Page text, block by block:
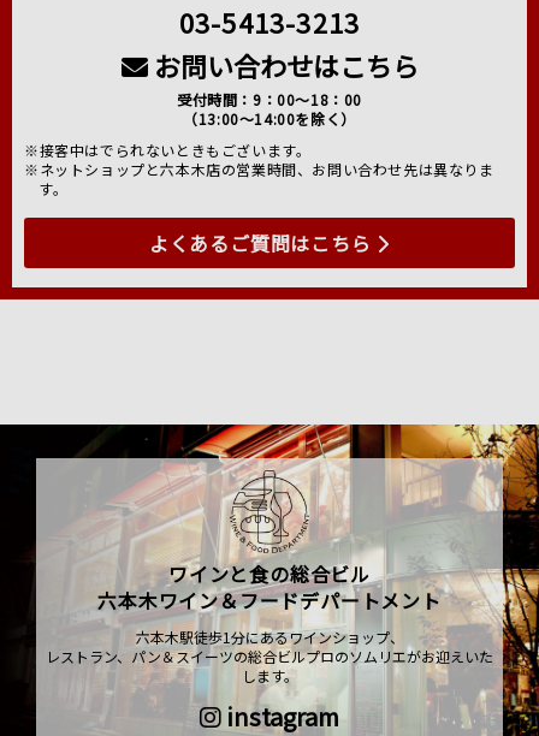
03-5413-3213
お問い合わせはこちら
受付時間：9：00～18：00
（13:00～14:00を除く）
※接客中はでられないときもございます。
※ネットショップと六本木店の営業時間、お問い合わせ先は異なりま
す。
よくあるご質問はこちら
ワインと食の総合ビル
六本木ワイン＆フードデパートメント
六本木駅徒歩1分にあるワインショップ、
レストラン、パン＆スイーツの総合ビルプロのソムリエがお迎えいた
します。
instagram